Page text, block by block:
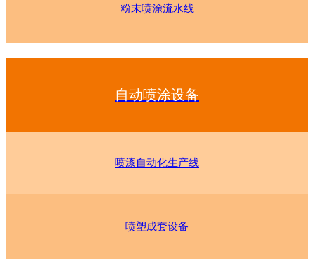
粉末喷涂流水线
自动喷涂设备
喷漆自动化生产线
喷塑成套设备